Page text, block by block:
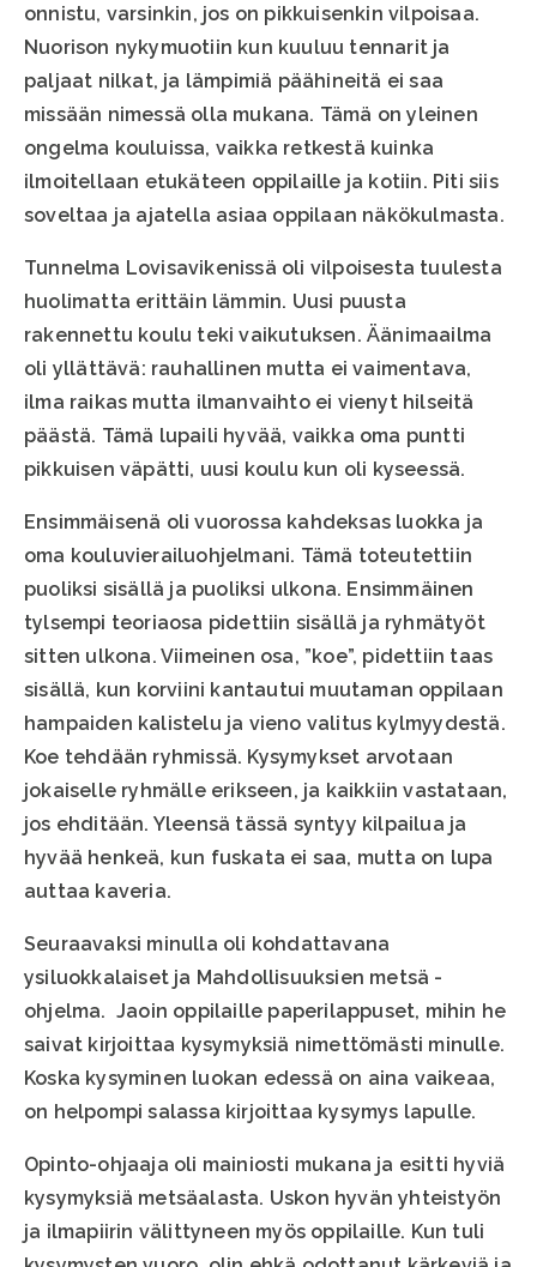
onnistu, varsinkin, jos on pikkuisenkin vilpoisaa.
Nuorison nykymuotiin kun kuuluu tennarit ja
paljaat nilkat, ja lämpimiä päähineitä ei saa
missään nimessä olla mukana. Tämä on yleinen
ongelma kouluissa, vaikka retkestä kuinka
ilmoitellaan etukäteen oppilaille ja kotiin. Piti siis
soveltaa ja ajatella asiaa oppilaan näkökulmasta.
Tunnelma Lovisavikenissä oli vilpoisesta tuulesta
huolimatta erittäin lämmin. Uusi puusta
rakennettu koulu teki vaikutuksen. Äänimaailma
oli yllättävä: rauhallinen mutta ei vaimentava,
ilma raikas mutta ilmanvaihto ei vienyt hilseitä
päästä. Tämä lupaili hyvää, vaikka oma puntti
pikkuisen väpätti, uusi koulu kun oli kyseessä.
Ensimmäisenä oli vuorossa kahdeksas luokka ja
oma kouluvierailuohjelmani. Tämä toteutettiin
puoliksi sisällä ja puoliksi ulkona. Ensimmäinen
tylsempi teoriaosa pidettiin sisällä ja ryhmätyöt
sitten ulkona. Viimeinen osa, ”koe”, pidettiin taas
sisällä, kun korviini kantautui muutaman oppilaan
hampaiden kalistelu ja vieno valitus kylmyydestä.
Koe tehdään ryhmissä. Kysymykset arvotaan
jokaiselle ryhmälle erikseen, ja kaikkiin vastataan,
jos ehditään. Yleensä tässä syntyy kilpailua ja
hyvää henkeä, kun fuskata ei saa, mutta on lupa
auttaa kaveria.
Seuraavaksi minulla oli kohdattavana
ysiluokkalaiset ja Mahdollisuuksien metsä -
ohjelma. Jaoin oppilaille paperilappuset, mihin he
saivat kirjoittaa kysymyksiä nimettömästi minulle.
Koska kysyminen luokan edessä on aina vaikeaa,
on helpompi salassa kirjoittaa kysymys lapulle.
Opinto-ohjaaja oli mainiosti mukana ja esitti hyviä
kysymyksiä metsäalasta. Uskon hyvän yhteistyön
ja ilmapiirin välittyneen myös oppilaille. Kun tuli